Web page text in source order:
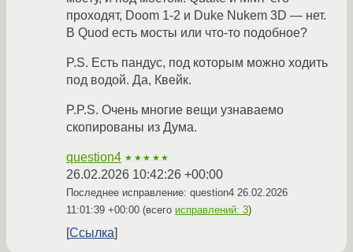
проходят, Doom 1-2 и Duke Nukem 3D — нет.
В Quod есть мосты или что-то подобное?
P.S. Есть пандус, под которым можно ходить
под водой. Да, Квейк.
P.P.S. Очень многие вещи узнаваемо
скопированы из Дума.
question4 ★★★★★
26.02.2026 10:42:26 +00:00
Последнее исправление: question4 26.02.2026
11:01:39 +00:00 (всего исправлений: 3)
Ссылка